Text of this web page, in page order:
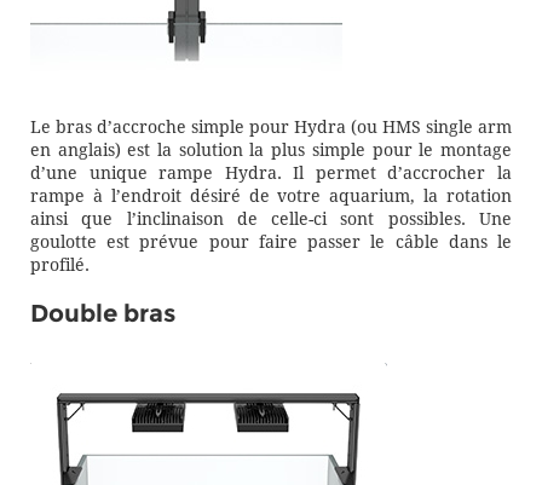
Le bras d’accroche simple pour Hydra (ou HMS single arm
en anglais) est la solution la plus simple pour le montage
d’une unique rampe Hydra. Il permet d’accrocher la
rampe à l’endroit désiré de votre aquarium, la rotation
ainsi que l’inclinaison de celle-ci sont possibles. Une
goulotte est prévue pour faire passer le câble dans le
profilé.
Double bras